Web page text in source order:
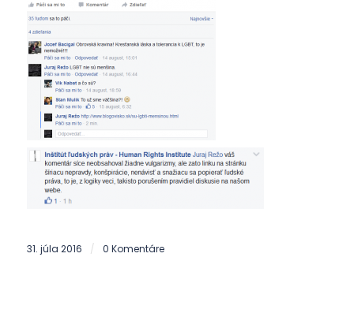
31. júla 2016 / 0 Komentáre